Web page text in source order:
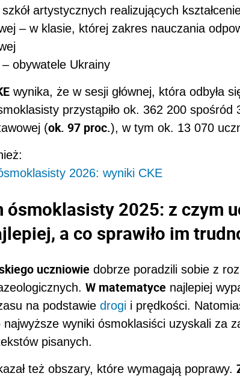
artystycznych realizujących
– w klasie, której zakres nauczania
obywatele Ukrainy
wynika, że w sesji głównej, która odbyła
przystąpiło ok. 362 200
(ok. 97 proc.), w tym ok. 13 070
2026: wyniki CKE
ósmoklasisty 2025: z czym
a co sprawiło im
uczniowie dobrze poradzili sobie z
W matematyce najlepiej
na podstawie drogi i prędkości.
najwyższe wyniki ósmoklasiści uzyskali za
pisanych.
też obszary, które wymagają poprawy.